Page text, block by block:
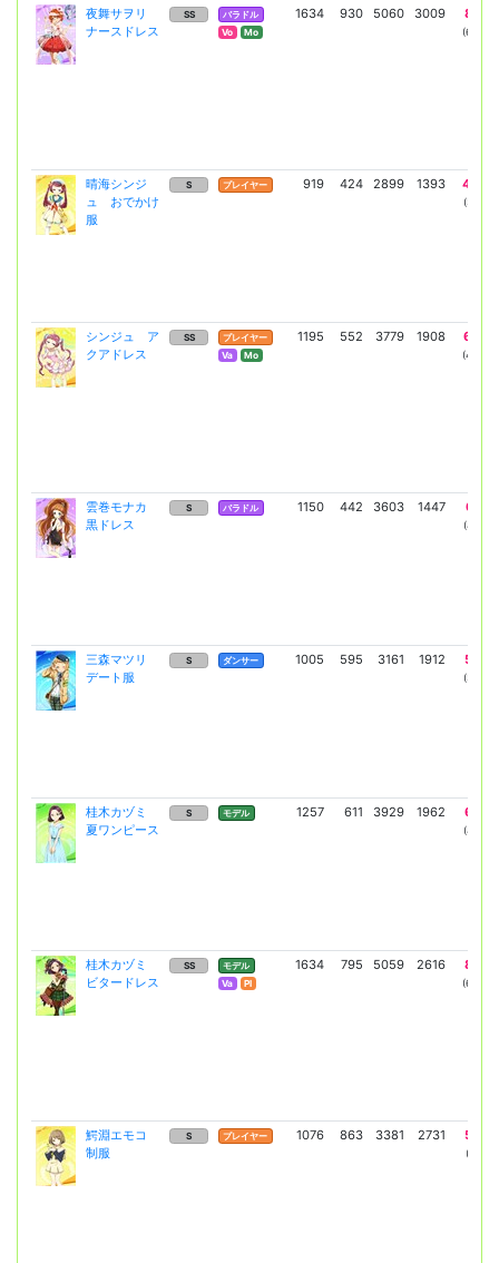
夜舞サヲリ
ナースドレス
SS
バラドル
Vo
Mo
1634 930 5060 3009 8835
(6449)
晴海シンジ
ュ おでかけ
服
S プレイヤー 919 424 2899 1393 4930
(3599)
シンジュ ア
クアドレス
SS
プレイヤー
Va
Mo
1195 552 3779 1908 6643
(4849)
雲巻モナカ
黒ドレス
S バラドル 1150 442 3603 1447 6134
(4478)
三森マツリ
デート服
S ダンサー 1005 595 3161 1912 5378
(3926)
桂木カヅミ
夏ワンピース
S モデル 1257 611 3929 1962 6692
(4885)
桂木カヅミ
ビタードレス
SS
モデル
Va
Pl
1634 795 5059 2616 8833
(6448)
鰐淵エモコ
制服
S プレイヤー 1076 863 3381 2731 5755
(4201)